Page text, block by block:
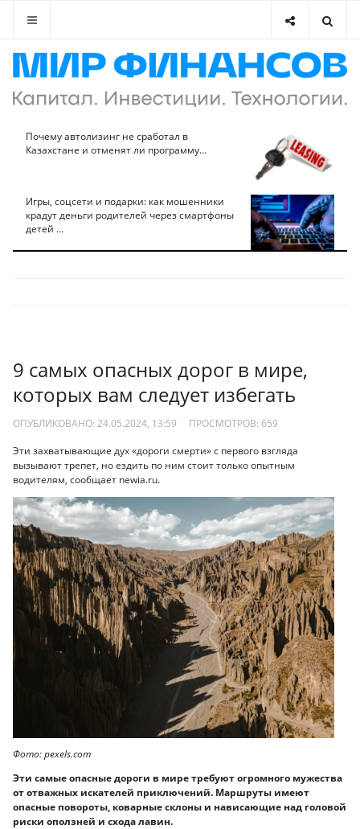
Почему автолизинг не сработал в
Казахстане и отменят ли программу...
Игры, соцсети и подарки: как мошенники
крадут деньги родителей через смартфоны
детей ...
9 самых опасных дорог в мире,
которых вам следует избегать
ОПУБЛИКОВАНО: 24.05.2024, 13:59 ПРОСМОТРОВ: 659
Эти захватывающие дух «дороги смерти» с первого взгляда
вызывают трепет, но ездить по ним стоит только опытным
водителям, сообщает newia.ru.
Фото: pexels.com
Эти самые опасные дороги в мире требуют огромного мужества
от отважных искателей приключений. Маршруты имеют
опасные повороты, коварные склоны и нависающие над головой
риски оползней и схода лавин.